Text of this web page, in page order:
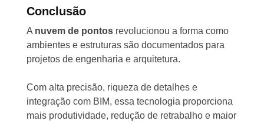
Conclusão
A nuvem de pontosrevolucionou a forma como
ambientes e estruturas são documentados para
projetos de engenharia e arquitetura.
Com alta precisão, riqueza de detalhes e
integração com BIM, essa tecnologia proporciona
mais produtividade, redução de retrabalho e maior